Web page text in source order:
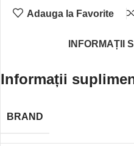
Adauga la Favorite
INFORMAȚII
Informații
BRAND